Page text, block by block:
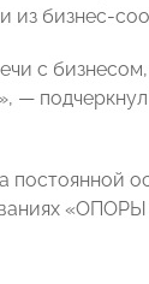
из бизнес-
с
—
постоянной